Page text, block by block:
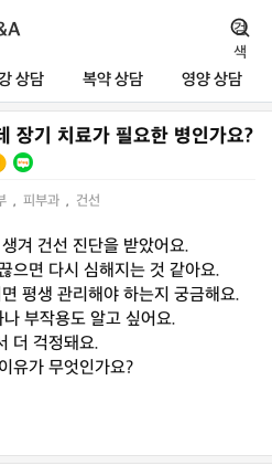
상담 복약 상담 영양 상담
검
색
장기 치료가 필요한 병인가요?
, 피부과 , 건선
겨 건선 진단을 받았어요.
으면 다시 심해지는 것 같아요.
평생 관리해야 하는지 궁금해요.
부작용도 알고 싶어요.
더 걱정돼요.
유가 무엇인가요?